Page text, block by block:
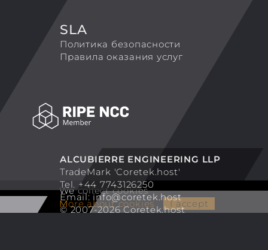
ALCUBIERRE ENGINEERING LLP
TradeMark 'Coretek.host'
Tel. +44 7743126250
Email:info@coretek.host
© 2007-2026 Coretek.host
SLA
Политика безопасности
Правила оказания услуг
We collect cookies
More about cookies
I accept